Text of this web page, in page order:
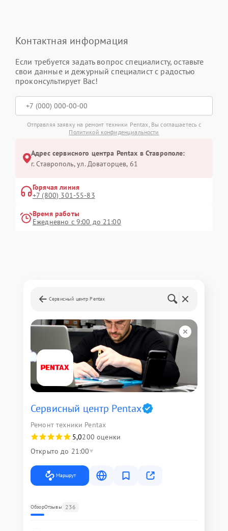
Контактная информация
Если требуется задать вопрос специалисту, оставьте
свои данные и дежурный специалист с радостью
проконсультирует Вас!
Отправляя заявку на ремонт техники Pentax, Вы соглашаетесь с
Политикой конфиденциальности
Адрес сервисного центра Pentax в Ставрополе:
г. Ставрополь, ул. Доваторцев, 61
Горячая линия
+7 (800) 301-55-83
Время работы
Ежедневно с 9:00 до 21:00
Сервисный центр Pentax
Сервисный центр Pentax
Ремонт техники Pentax
5,0200 оценки
Открыто до 21:00
Маршрут
ОбзорОтзывы 236